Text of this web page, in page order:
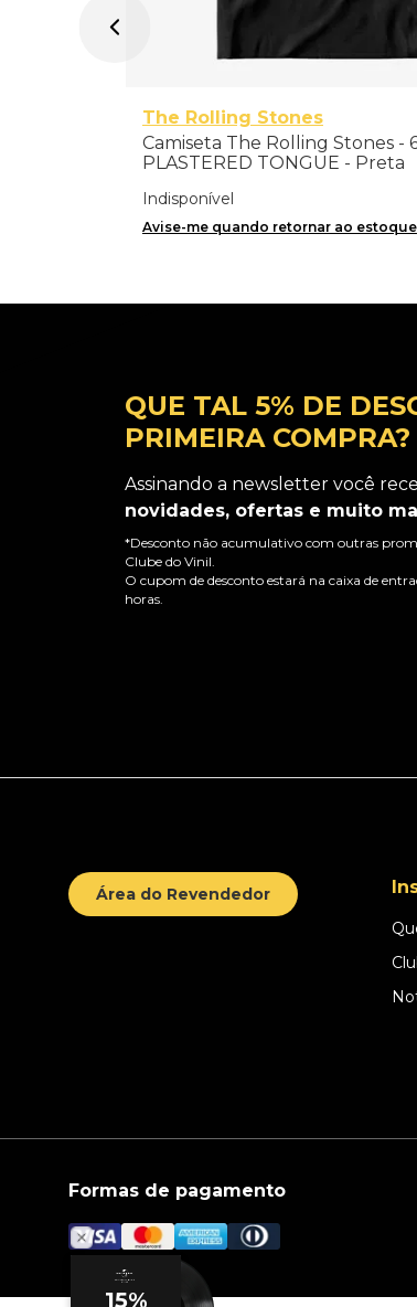
The Rolling Stones
Camiseta The Rolling Stones -
PLASTERED TONGUE - Preta
Indisponível
Avise-me quando retornar ao estoque
QUE TAL 5% DE
PRIMEIRA COMPRA?
Assinando a newsletter você
novidades, ofertas e muito
*Desconto não acumulativo com outras
Clube do Vinil.
O cupom de desconto estará na caixa de
horas.
Área do Revendedor
Formas de pagamento